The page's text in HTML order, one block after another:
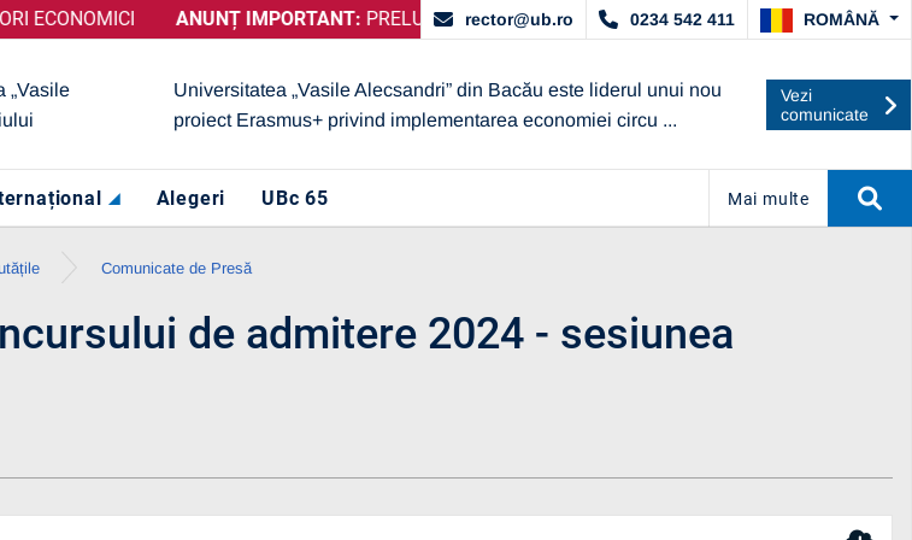
ANUNȚ IMPORTANT: UBc A OBȚINUT
„GRAD DE ÎNCREDERE RIDICAT”, ACORDAT DE ARACIS
ANUNȚ IMPORTANT:PRELUNGIRE SELECȚIE PARTENERI – OPERATORI ECONOMICI
rector@ub.ro 0234 542 411 ROMÂNĂ
„Vasile
Universitatea „Vasile Alecsandri” din Bacău este liderul unui nou
proiect Erasmus+ privind implementarea economiei circu ...
Vezi
comunicate
Alegeri UBc 65 Mai multe
Comunicate de Presă
de admitere 2024 - sesiunea